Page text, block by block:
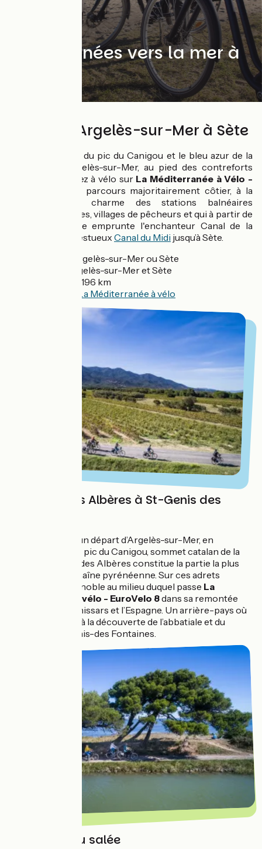
Des Pyrénées vers la mer à
200 km d'Argelès-sur-Mer à Sète
Entre les neiges du pic du Canigou et le bleu azur de la
mer, depuis Argelès-sur-Mer, au pied des contreforts
pyrénéens, partez à vélo sur La Méditerranée à Vélo -
. Un parcours majoritairement côtier, à la
découverte du charme des stations balnéaires
méditerranéennes, villages de pêcheurs et qui à partir de
Port-La Nouvelle emprunte l'enchanteur Canal de la
Robine et le majestueux Canal du Midi jusqu’à Sète.
Argelès-sur-Mer ou Sète
Argelès-sur-Mer et Sète
196 km
La Méditerranée à vélo
Vignoble des Albères à St-Genis des
En préambule à un départ d’Argelès-sur-Mer, en
regardant vers le pic du Canigou, sommet catalan de la
région, le massif des Albères constitue la partie la plus
orientale de la chaîne pyrénéenne. Sur ces adrets
s’épanouit un vignoble au milieu duquel passe La
Méditerranée à vélo - EuroVelo 8dans sa remontée
vers le col du Panissars et l’Espagne. Un arrière-pays où
il fera bon flâner à la découverte de l’abbatiale et du
cloître de St-Genis-des Fontaines.
Etangs d'eau salée